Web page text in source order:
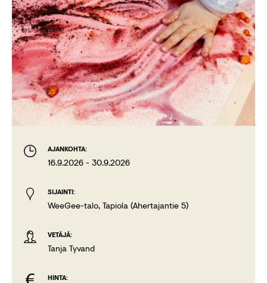
AJANKOHTA:
16.9.2026-30.9.2026
SIJAINTI:
WeeGee-talo, Tapiola (Ahertajantie 5)
VETÄJÄ:
Tanja Tyvand
HINTA: